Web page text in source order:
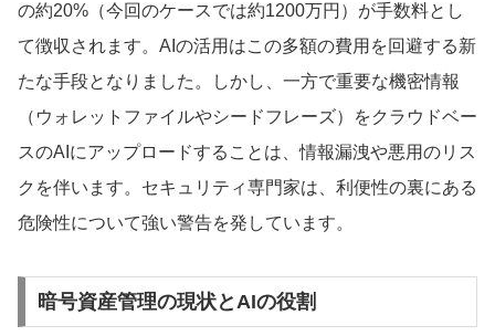
の約20%（今回のケースでは約1200万円）が手数料とし
て徴収されます。AIの活用はこの多額の費用を回避する新
たな手段となりました。しかし、一方で重要な機密情報
（ウォレットファイルやシードフレーズ）をクラウドベー
スのAIにアップロードすることは、情報漏洩や悪用のリス
クを伴います。セキュリティ専門家は、利便性の裏にある
危険性について強い警告を発しています。
暗号資産管理の現状とAIの役割